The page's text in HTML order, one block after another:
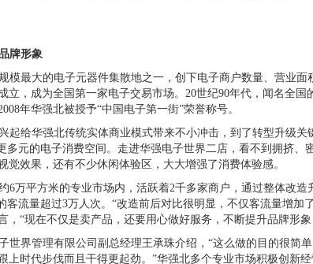
牌形象
最大的电子元器件集散地之一，创下电子商户数量、营业面
立，成为全国第一家电子交易市场。 20世纪90年代，闻名全国
年华强北被授予“中国电子第一街”荣誉称号。
给华强北传统实体商业模式带来不小冲击，到了转型升级关
多元的电子消费空间。走进华强电子世界二店，看不到拥挤
觉效果，还有不少休闲体验区，大大增强了消费体验感。
6万平方米的专业市场内，活跃着2千多家商户，通过整体改造
客流量超过3万人次。“改造前后对比很明显，不仅客流量增加
，“现在不仅是卖产品，还要用心做好服务，不断提升品牌形
界管理有限公司副总经理王承珠介绍，“这么做的目的很简
上时代步伐而且干得更起劲。”华强北多个专业市场积极创新